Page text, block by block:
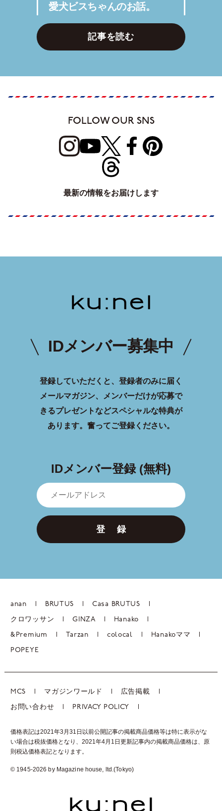
愛犬ビスちゃんのお話。
記事を読む
FOLLOW OUR SNS
最新の情報をお届けします
IDメンバー募集中
登録していただくと、登録者のみに届く
メールマガジン、メンバーだけが応募で
きるプレゼントなどスペシャルな特典が
あります。 奮ってご登録ください。
IDメンバー登録 (無料)
登 録
anan BRUTUS Casa BRUTUS
クロワッサン GINZA Hanako
&Premium Tarzan colocal Hanakoママ
POPEYE
MCS マガジンワールド 広告掲載
お問い合わせ PRIVACY POLICY
価格表記は2021年3月31日以前公開記事の掲載商品価格等は特に表示がな
い場合は税抜価格となり、2021年4月1日更新記事内の掲載商品価格は、 原
則税込価格表記となります。
© 1945-2026 by Magazine house, ltd.(Tokyo)